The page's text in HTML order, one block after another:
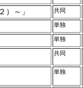
）～」
共同
単独
単独
共同
単独